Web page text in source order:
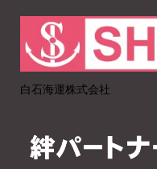
白石海運株式会社